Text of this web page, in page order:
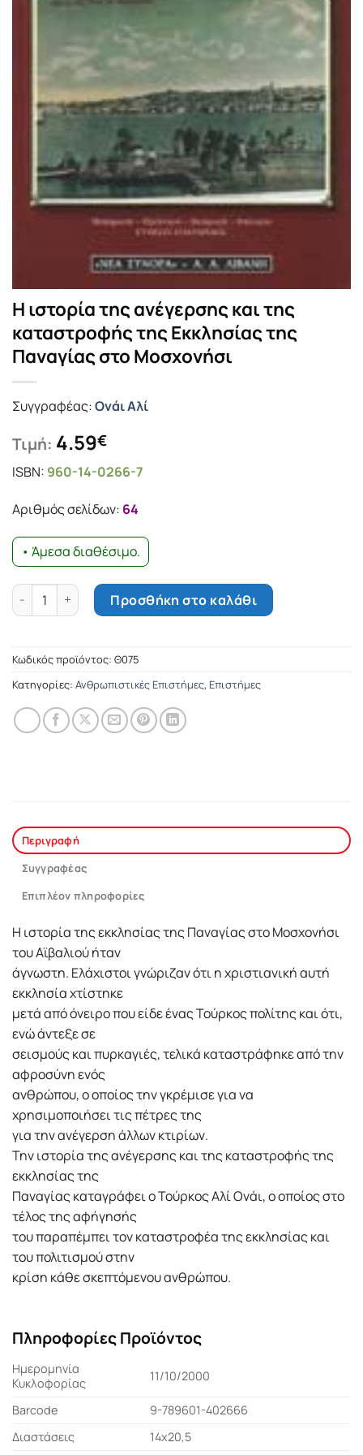
Η ιστορία της ανέγερσης και της
καταστροφής της Εκκλησίας της
Παναγίας στο Μοσχονήσι
Συγγραφέας:Ονάι Αλί
Τιμή: 4.59€
ISBN: 960-14-0266-7
Αριθμός σελίδων: 64
• Άμεσα διαθέσιμο.
Η ιστορία της ανέγερσης και της καταστροφής της
Προσθήκη στο καλάθι
Κωδικός προϊόντος: Θ075
Κατηγορίες: Ανθρωπιστικές Επιστήμες, Επιστήμες
Περιγραφή
Συγγραφέας
Επιπλέον πληροφορίες
Η ιστορία της εκκλησίας της Παναγίας στο Μοσχονήσι
του Αϊβαλιού ήταν
άγνωστη. Ελάχιστοι γνώριζαν ότι η χριστιανική αυτή
εκκλησία χτίστηκε
μετά από όνειρο που είδε ένας Τούρκος πολίτης και ότι,
ενώ άντεξε σε
σεισμούς και πυρκαγιές, τελικά καταστράφηκε από την
αφροσύνη ενός
ανθρώπου, ο οποίος την γκρέμισε για να
χρησιμοποιήσει τις πέτρες της
για την ανέγερση άλλων κτιρίων.
Την ιστορία της ανέγερσης και της καταστροφής της
εκκλησίας της
Παναγίας καταγράφει ο Τούρκος Αλί Ονάι, ο οποίος στο
τέλος της αφήγησής
του παραπέμπει τον καταστροφέα της εκκλησίας και
του πολιτισμού στην
κρίση κάθε σκεπτόμενου ανθρώπου.
Πληροφορίες Προϊόντος
Ημερομηνία
Κυκλοφορίας
11/10/2000
Barcode
9-789601-402666
Διαστάσεις
14x20,5